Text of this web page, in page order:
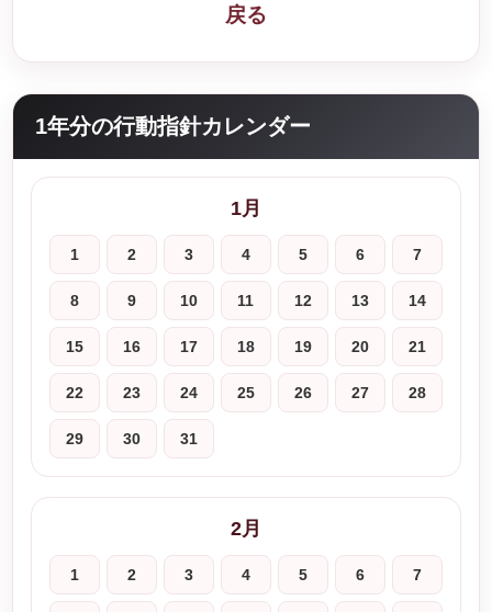
戻る
1年分の行動指針カレンダー
1月
1 2 3 4 5 6 7
8 9 10 11 12 13 14
15 16 17 18 19 20 21
22 23 24 25 26 27 28
29 30 31
2月
1 2 3 4 5 6 7